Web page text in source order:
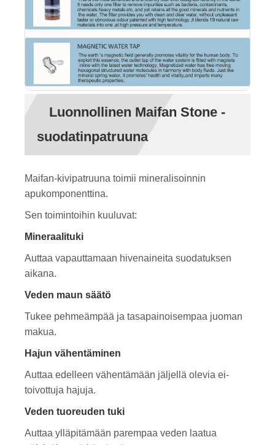
Luonnollinen Maifan Stone -
suodatinpatruuna
Maifan-kivipatruuna toimii mineralisoinnin
apukomponenttina.
Sen toimintoihin kuuluvat:
Mineraalituki
Auttaa vapauttamaan hivenaineita suodatuksen
aikana.
Veden maun säätö
Tukee pehmeämpää ja tasapainoisempaa juoman
makua.
Hajun vähentäminen
Auttaa edelleen vähentämään jäljellä olevia ei-
toivottuja hajuja.
Veden tuoreuden tuki
Auttaa ylläpitämään parempaa veden laatua